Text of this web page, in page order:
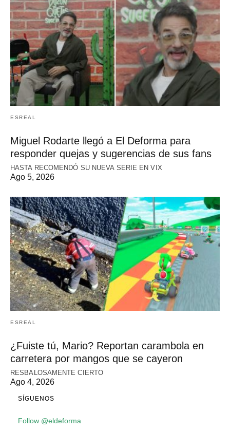
ESREAL
Miguel Rodarte llegó a El Deforma para
responder quejas y sugerencias de sus fans
HASTA RECOMENDÓ SU NUEVA SERIE EN VIX
Ago 5, 2026
ESREAL
¿Fuiste tú, Mario? Reportan carambola en
carretera por mangos que se cayeron
RESBALOSAMENTE CIERTO
Ago 4, 2026
SÍGUENOS
Follow @eldeforma